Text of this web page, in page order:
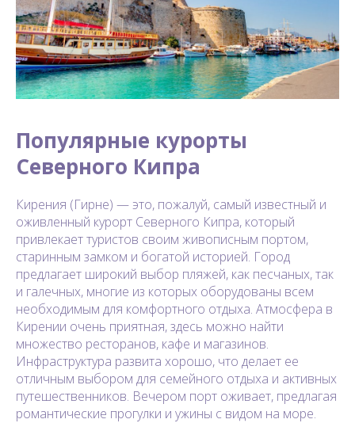
Популярные курорты
Северного Кипра
Кирения (Гирне) — это, пожалуй, самый известный и
оживленный курорт Северного Кипра, который
привлекает туристов своим живописным портом,
старинным замком и богатой историей. Город
предлагает широкий выбор пляжей, как песчаных, так
и галечных, многие из которых оборудованы всем
необходимым для комфортного отдыха. Атмосфера в
Кирении очень приятная, здесь можно найти
множество ресторанов, кафе и магазинов.
Инфраструктура развита хорошо, что делает ее
отличным выбором для семейного отдыха и активных
путешественников. Вечером порт оживает, предлагая
романтические прогулки и ужины с видом на море.